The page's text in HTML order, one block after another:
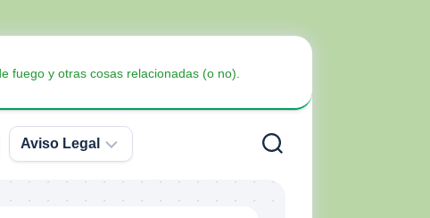
fuego y otras cosas relacionadas (o no).
Aviso Legal